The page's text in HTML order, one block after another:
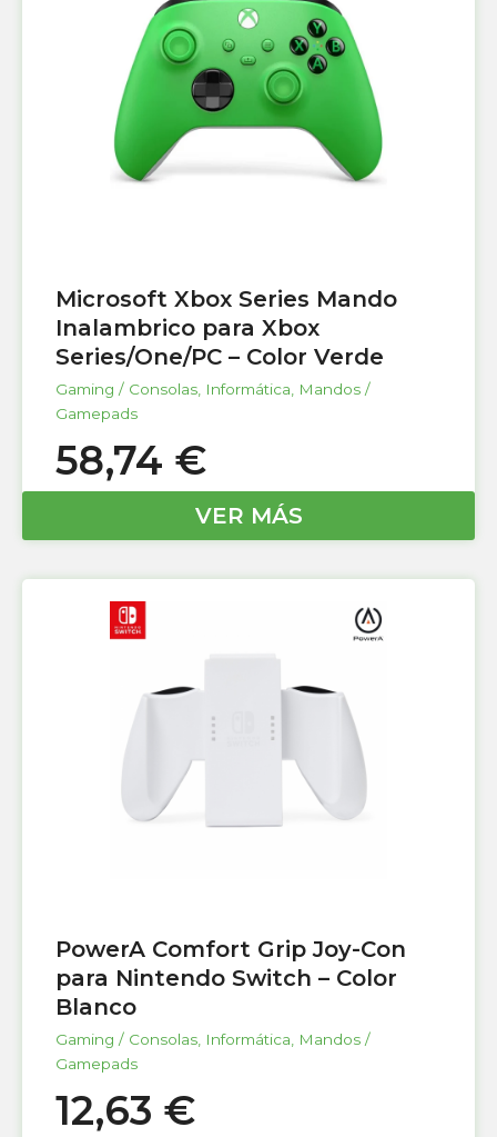
Microsoft Xbox Series Mando
Inalambrico para Xbox
Series/One/PC – Color Verde
Gaming / Consolas Informática
Mandos /
Gamepads
58,74 €
VER MÁS
PowerA Comfort Grip Joy-Con
para Nintendo Switch – Color
Blanco
Gaming / Consolas Informática
Mandos /
Gamepads
12,63 €